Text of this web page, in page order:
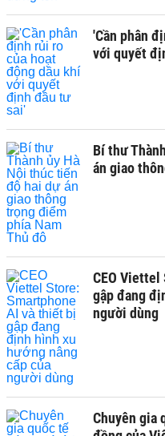
'Cần phân
với quyết
Bí thư
án giao
CEO
gập đang
người dùng
Chuyên gia